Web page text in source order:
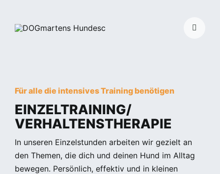
content
Toggle
Für alle die intensives Training benötigen
EINZELTRAINING/
VERHALTENSTHERAPIE
In unseren Einzelstunden arbeiten wir gezielt an
den Themen, die dich und deinen Hund im Alltag
bewegen. Persönlich, effektiv und in kleinen